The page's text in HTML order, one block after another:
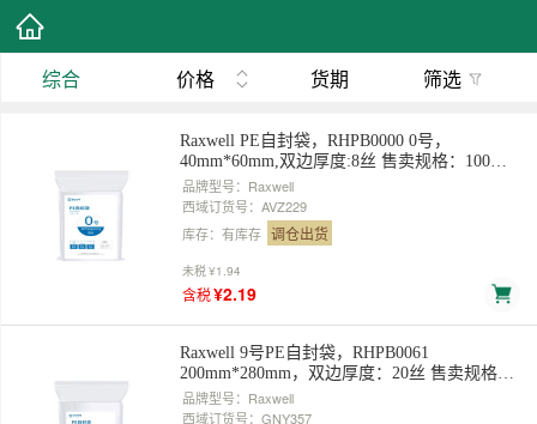
综合 价格 货期 筛选
Raxwell PE自封袋，RHPB0000 0号，
40mm*60mm,双边厚度:8丝 售卖规格：100个/
包
品牌型号：Raxwell
西域订货号：AVZ229
库存：有库存 调仓出货
未税¥1.94
含税¥2.19
Raxwell 9号PE自封袋，RHPB0061
200mm*280mm，双边厚度：20丝 售卖规格：
100个/包
品牌型号：Raxwell
西域订货号：GNY357